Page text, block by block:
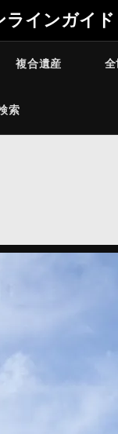
ラインガイド
複合遺産
索